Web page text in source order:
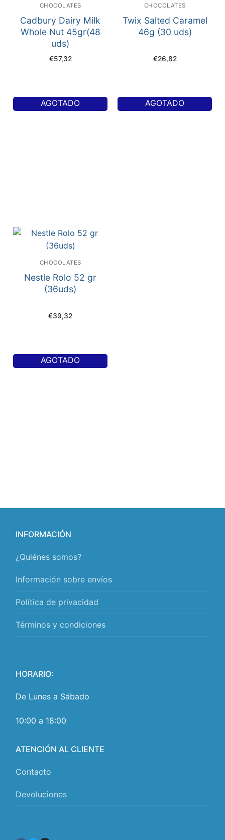
CHOCOLATES
Cadbury Dairy Milk
Whole Nut 45gr(48
uds)
€57,32
AGOTADO
CHOCOLATES
Twix Salted Caramel
46g (30 uds)
€26,82
AGOTADO
CHOCOLATES
Nestle Rolo 52 gr
(36uds)
€39,32
AGOTADO
INFORMACIÓN
¿Quiénes somos?
Información sobre envíos
Política de privacidad
Términos y condiciones
HORARIO:
De Lunes a Sábado
10:00 a 18:00
ATENCIÓN AL CLIENTE
Contacto
Devoluciones